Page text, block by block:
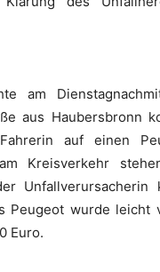
am
aus Haubersbronn
auf einen
Kreisverkehr
Unfallverursacherin
Peugeot wurde leicht
Euro.